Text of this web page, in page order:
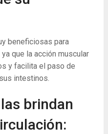
beneficiosas para
que la acción muscular
y facilita el paso de
intestinos.
brindan